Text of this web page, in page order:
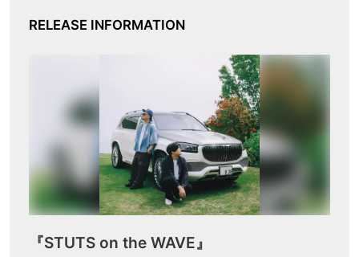
RELEASE INFORMATION
『STUTS on the WAVE』